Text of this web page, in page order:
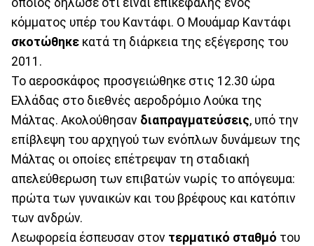
οποίος δήλωσε ότι είναι επικεφαλής ενός
κόμματος υπέρ του Καντάφι. Ο Μουάμαρ Καντάφι
σκοτώθηκε κατά τη διάρκεια της εξέγερσης του
2011.
Το αεροσκάφος προσγειώθηκε στις 12.30 ώρα
Ελλάδας στο διεθνές αεροδρόμιο Λούκα της
Μάλτας. Ακολούθησαν διαπραγματεύσεις, υπό την
επίβλεψη του αρχηγού των ενόπλων δυνάμεων της
Μάλτας οι οποίες επέτρεψαν τη σταδιακή
απελεύθερωση των επιβατών νωρίς το απόγευμα:
πρώτα των γυναικών και του βρέφους και κατόπιν
των ανδρών.
Λεωφορεία έσπευσαν στον τερματικό σταθμό του